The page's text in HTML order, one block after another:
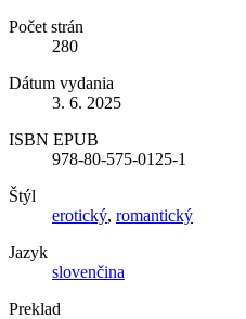
Počet strán
280
Dátum vydania
3. 6. 2025
ISBN EPUB
978-80-575-0125-1
Štýl
erotický, romantický
Jazyk
slovenčina
Preklad